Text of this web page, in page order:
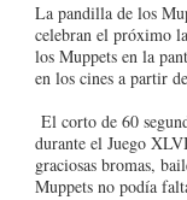
La pandilla de los
celebran el próximo
los Muppets en la
en los cines a partir
El corto de 60
durante el Juego
graciosas bromas,
Muppets no podía